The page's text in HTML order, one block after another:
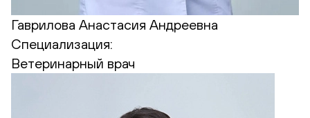
Гаврилова Анастасия Андреевна
Специализация:
Ветеринарный врач